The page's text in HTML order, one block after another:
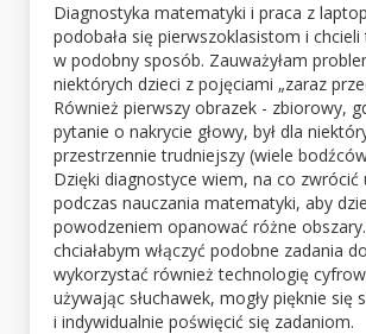
Diagnostyka matematyki i praca z
podobała się pierwszoklasistom i
w podobny sposób. Zauważyłam
niektórych dzieci z pojęciami „zaraz
Również pierwszy obrazek - zbiorowy,
pytanie o nakrycie głowy, był dla
przestrzennie trudniejszy (wiele
Dzięki diagnostyce wiem, na co zwrócić
podczas nauczania matematyki, aby
powodzeniem opanować różne
chciałabym włączyć podobne zadania
wykorzystać również technologię
używając słuchawek, mogły pięknie się
i indywidualnie poświęcić się zadaniom.